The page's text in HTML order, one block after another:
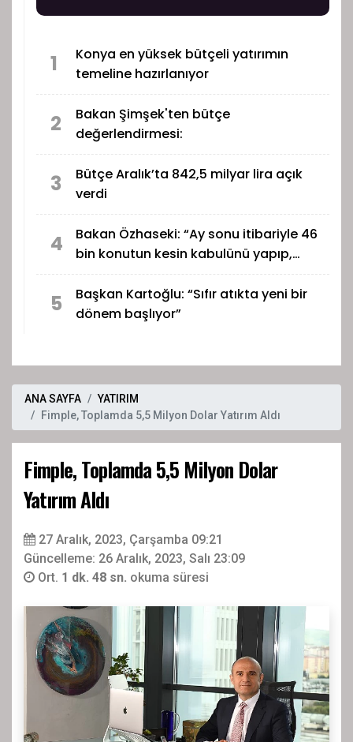
yaşayacağımız süre belli ama bu kentler
varlıklarını sürdürecekler. Dolayısıyla bizden
zorundayız” diye konuştu.
1
Konya en yüksek bütçeli yatırımın
temeline hazırlanıyor
2
Bakan Şimşek'ten bütçe
değerlendirmesi:
3
Bütçe Aralık’ta 842,5 milyar lira açık
verdi
4
Bakan Özhaseki: “Ay sonu itibariyle 46
bin konutun kesin kabulünü yapıp,
5
Başkan Kartoğlu: “Sıfır atıkta yeni bir
dönem başlıyor”
ANA SAYFA
YATIRIM
Fimple, Toplamda 5,5 Milyon Dolar Yatırım Aldı
Fimple, Toplamda 5,5 Milyon Dolar
Yatırım Aldı
27 Aralık, 2023, Çarşamba 09:21
Güncelleme: 26 Aralık, 2023, Salı 23:09
Ort. 1 dk. 48 sn. okuma süresi